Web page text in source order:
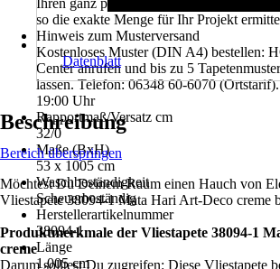
Ihren ganz persönlichen Bedarf an
so die exakte Menge für Ihr Projekt
Hinweis zum Musterversand
Kostenloses Muster (DIN A4) bestellen:
Center anrufen und bis zu 5
lassen. Telefon: 06348 60-6070
19:00 Uhr
Rapportmaß/Versatz cm
32/0
Maße (BxH)
53 x 1005 cm
Waschbeständigkeit
Scheuerbeständig
Herstellerartikelnummer
38094-1
Länge
1.005 cm
Datenblatt
Beschreibung
Bereich überspringen
Möchtest Du Deinem Raum einen Hauch von
Vliestapete 38094-1 Mata Hari Art-Deco creme
Produktmerkmale der Vliestapete 38094-1
creme
Darum solltest Du zugreifen: Diese Vliestapete